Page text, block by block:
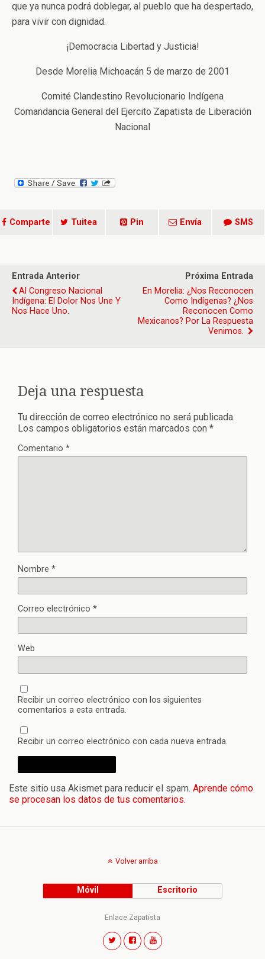
que ya nunca podrá doblegar, al pueblo que ha despertado,
para vivir con dignidad.
¡Democracia Libertad y Justicia!
Desde Morelia Michoacán 5 de marzo de 2001
Comité Clandestino Revolucionario Indígena
Comandancia General del Ejercito Zapatista de Liberación
Nacional
Comparte Tuitea Pin Envía SMS
Entrada Anterior
Al Congreso Nacional
Indígena: El Dolor Nos Une Y
Nos Hace Uno.
Próxima Entrada
En Morelia: ¿nos Reconocen
Como Indígenas? ¿nos
Reconocen Como
Mexicanos? Por La Respuesta
Venimos.
Deja una respuesta
Tu dirección de correo electrónico no será publicada.
Los campos obligatorios están marcados con *
Comentario *
Nombre *
Correo electrónico *
Web
Recibir un correo electrónico con los siguientes
comentarios a esta entrada.
Recibir un correo electrónico con cada nueva entrada.
Este sitio usa Akismet para reducir el spam. Aprende cómo
se procesan los datos de tus comentarios.
Volver arriba
Móvil Escritorio
Enlace Zapatista